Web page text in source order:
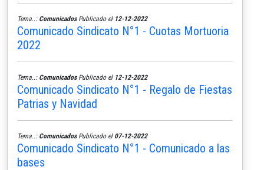
Tema..: ComunicadosPublicado el 12-12-2022
Comunicado Sindicato N°1 - Cuotas Mortuoria
2022
Tema..: ComunicadosPublicado el 12-12-2022
Comunicado Sindicato N°1 - Regalo de Fiestas
Patrias y Navidad
Tema..: ComunicadosPublicado el 07-12-2022
Comunicado Sindicato N°1 - Comunicado a las
bases